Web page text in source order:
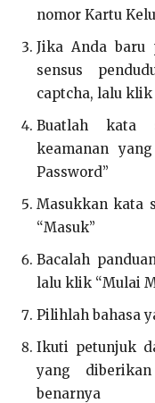
nomor Kartu
Jika Anda baru
sensus
captcha, lalu klik
Buatlah kata
keamanan
Password”
Masukkan kata
“Masuk”
Bacalah
lalu klik “Mulai
Pilihlah bahasa
Ikuti petunjuk
yang
benarnya